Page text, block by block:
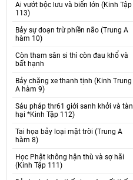
Ai vướt bộc lưu và biển lớn (Kinh Tập
113)
Bảy sự đoạn trừ phiền não (Trung A
hàm 10)
Còn tham sân si thì còn đau khổ và
bất hạnh
Bảy chặng xe thanh tịnh (Kinh Trung
A hàm 9)
Sáu pháp thr61 giới sanh khởi và tàn
hại *Kinh Tập 112)
Tai họa bảy loại mặt trời (Trung A
hàm 8)
Học Phật không hận thù và sợ hãi
(Kinh Tập 111)